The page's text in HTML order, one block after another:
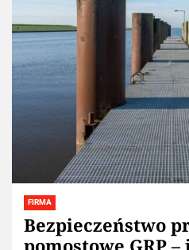
FIRMA
Bezpieczeństwo
pomostowe GRP